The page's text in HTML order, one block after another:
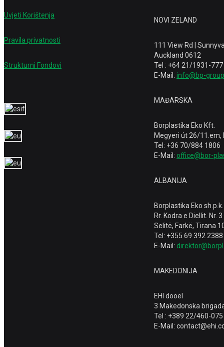
Uvjeti Korištenja
Pravila privatnosti
Strukturni Fondovi
NOVI ZELAND
111 View Rd |
Auckland 0612
Tel : +64 21/1931-777
E-Mail: info@bp-
MAĐARSKA
Borplastika Eko Kft.
Megyeri út 26/11.em,
Tel: +36 70/884 1806
E-Mail: office@bor-
ALBANIJA
Borplastika Eko sh.p.k.
Rr. Kodra e Diellit. Nr. 3
Selitë, Farkë, Tirana
Tel: +355 69 392 2388
E-Mail:
MAKEDONIJA
EHI dooel
3 Makedonska
Tel : +389 22/460-075
E-Mail: